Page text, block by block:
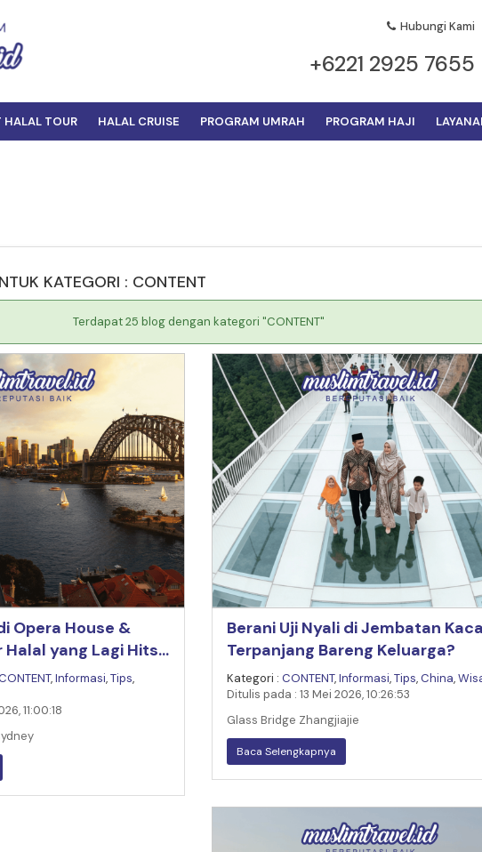
Hubungi Kami
+6221 2925 7655
HALAL TOUR HALAL CRUISE PROGRAM UMRAH PROGRAM HAJI
KATEGORI : CONTENT
Terdapat 25 blog dengan kategori "CONTENT"
Opera House &
Halal yang Lagi Hits
,Informasi,Tips,
11:00:18
Berani Uji Nyali di Jembatan Kaca
Terpanjang Bareng Keluarga?
Kategori : CONTENT,Informasi,Tips,China,
Ditulis pada : 13 Mei 2026, 10:26:53
Glass Bridge Zhangjiajie
Baca Selengkapnya